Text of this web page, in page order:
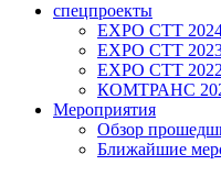
спецпроекты
EXPO CTT
EXPO CTT
EXPO CTT 2022
КОМТРАНС
Мероприятия
Обзор
Ближайшие